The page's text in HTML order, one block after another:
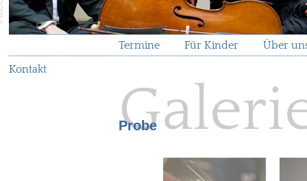
Termine Für Kinder
Über
Kontakt
Probe